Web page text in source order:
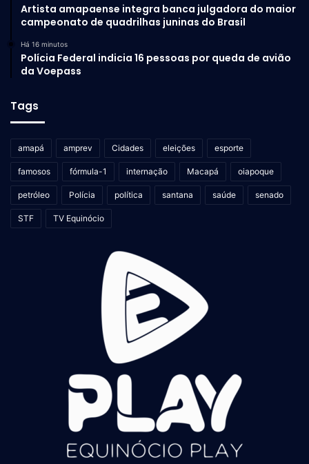
Artista amapaense integra banca julgadora do maior
campeonato de quadrilhas juninas do Brasil
Há 16 minutos
Polícia Federal indicia 16 pessoas por queda de avião
da Voepass
Tags
amapá amprev Cidades eleições esporte
famosos fórmula-1 internação Macapá oiapoque
petróleo Polícia política santana saúde senado
STF TV Equinócio